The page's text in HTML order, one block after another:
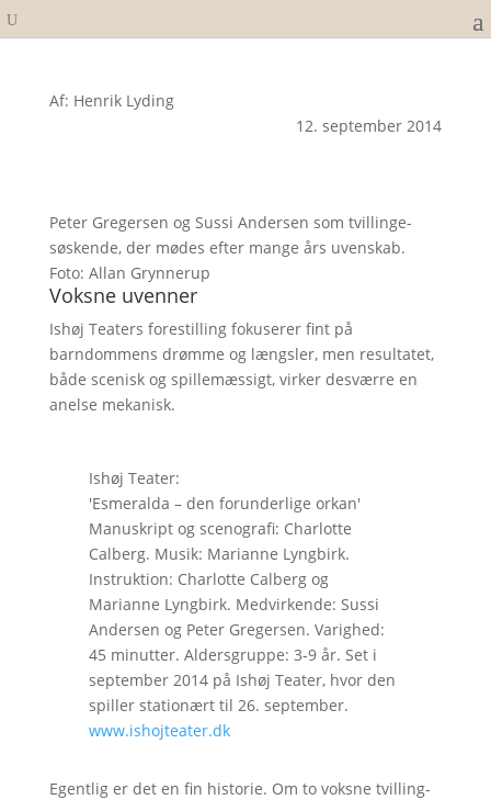
Af: Henrik Lyding
12. september 2014
Peter Gregersen og Sussi Andersen som tvillinge-
søskende, der mødes efter mange års uvenskab.
Foto: Allan Grynnerup
Voksne uvenner
Ishøj Teaters forestilling fokuserer fint på
barndommens drømme og længsler, men resultatet,
både scenisk og spillemæssigt, virker desværre en
anelse mekanisk.
Ishøj Teater:
'Esmeralda – den forunderlige orkan'
Manuskript og scenografi: Charlotte
Calberg. Musik: Marianne Lyngbirk.
Instruktion: Charlotte Calberg og
Marianne Lyngbirk. Medvirkende: Sussi
Andersen og Peter Gregersen. Varighed:
45 minutter. Aldersgruppe: 3-9 år. Set i
september 2014 på Ishøj Teater, hvor den
spiller stationært til 26. september.
www.ishojteater.dk
Egentlig er det en fin historie. Om to voksne tvilling-